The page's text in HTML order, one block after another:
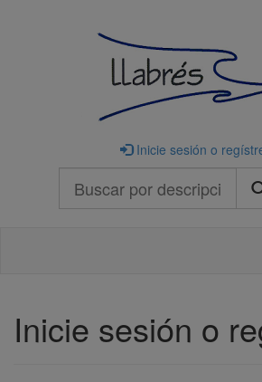
Inicie sesión o
Inicie sesión o